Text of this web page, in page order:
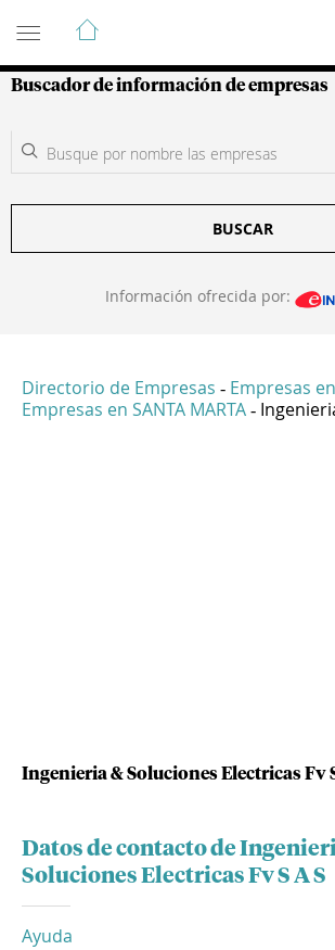
Guía de Empresas
Buscador de información de empresas
BUSCAR
Información ofrecida por:
Directorio de Empresas - Empresas
Empresas en SANTA MARTA -
Ingenieria & Soluciones Electricas Fv
Datos de contacto de
Soluciones Electricas Fv S A S
Ayuda